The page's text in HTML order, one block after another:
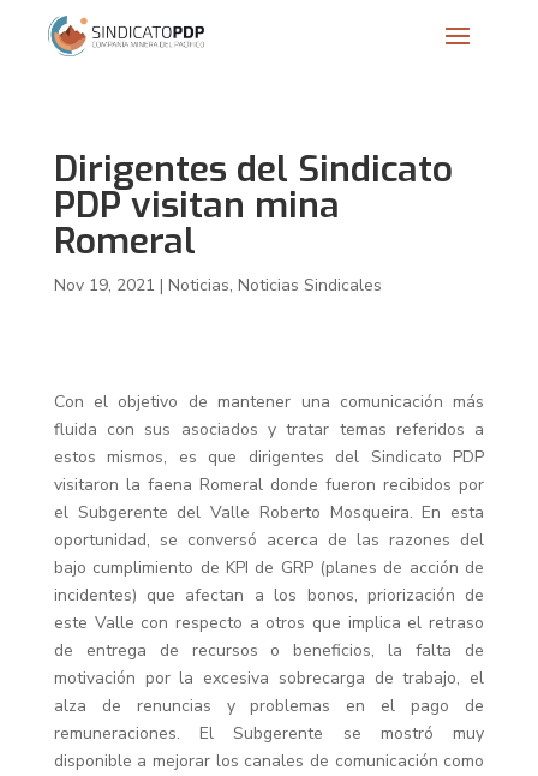
Dirigentes del Sindicato
PDP visitan mina
Romeral
Nov 19, 2021 | Noticias, Noticias Sindicales
Con el objetivo de mantener una comunicación más
fluida con sus asociados y tratar temas referidos a
estos mismos, es que dirigentes del Sindicato PDP
visitaron la faena Romeral donde fueron recibidos por
el Subgerente del Valle Roberto Mosqueira. En esta
oportunidad, se conversó acerca de las razones del
bajo cumplimiento de KPI de GRP (planes de acción de
incidentes) que afectan a los bonos, priorización de
este Valle con respecto a otros que implica el retraso
de entrega de recursos o beneficios, la falta de
motivación por la excesiva sobrecarga de trabajo, el
alza de renuncias y problemas en el pago de
remuneraciones. El Subgerente se mostró muy
disponible a mejorar los canales de comunicación como